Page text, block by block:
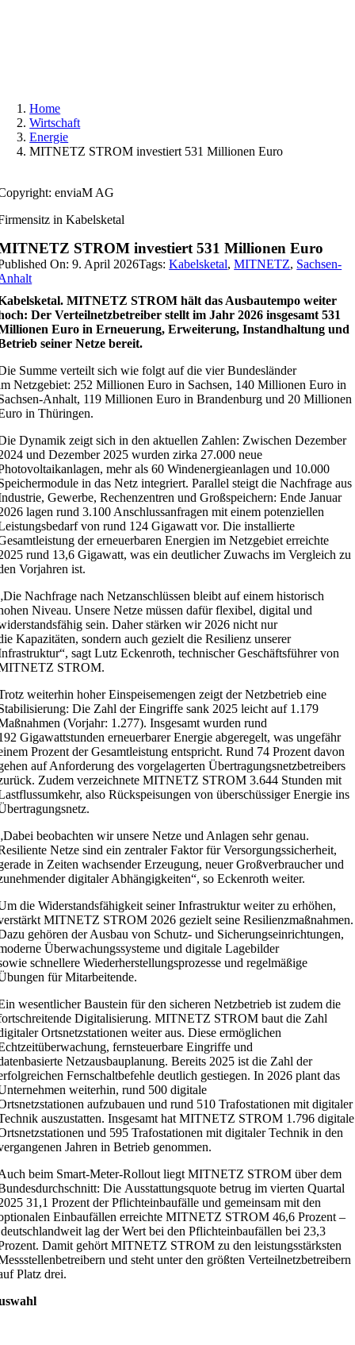
Home
Wirtschaft
Energie
MITNETZ STROM investiert 531 Millionen Euro
enviaM AG
in Kabelsketal
STROM investiert 531 Millionen Euro
On: 9. April 2026Tags:Kabelsketal,MITNETZ, Sachsen-
MITNETZ STROM hält das Ausbautempo weiter
Der Verteilnetzbetreiber stellt im Jahr 2026 insgesamt 531
Euro in Erneuerung, Erweiterung, Instandhaltung und
seiner Netze bereit.
Summe verteilt sich wie folgt auf die vier Bundesländer
Netzgebiet: 252 Millionen Euro in Sachsen, 140 Millionen Euro in
Anhalt, 119 Millionen Euro in Brandenburg und 20 Millionen
in Thüringen.
Dynamik zeigt sich in den aktuellen Zahlen: Zwischen Dezember
und Dezember 2025 wurden zirka 27.000 neue
mehr als 60 Windenergieanlagen und 10.000
in das Netz integriert. Parallel steigt die Nachfrage aus
Gewerbe, Rechenzentren und Großspeichern: Ende Januar
lagen rund 3.100 Anschlussanfragen mit einem potenziellen
von rund 124 Gigawatt vor. Die installierte
der erneuerbaren Energien im Netzgebiet erreichte
rund 13,6 Gigawatt, was ein deutlicher Zuwachs im Vergleich zu
Vorjahren ist.
Nachfrage nach Netzanschlüssen bleibt auf einem historisch
Niveau. Unsere Netze müssen dafür flexibel, digital und
sein. Daher stärken wir 2026 nicht nur
Kapazitäten, sondern auch gezielt die Resilienz unserer
sagt Lutz Eckenroth, technischer Geschäftsführer von
STROM.
weiterhin hoher Einspeisemengen zeigt der Netzbetrieb eine
Die Zahl der Eingriffe sank 2025 leicht auf 1.179
(Vorjahr: 1.277). Insgesamt wurden rund
Gigawattstunden erneuerbarer Energie abgeregelt, was ungefähr
Prozent der Gesamtleistung entspricht. Rund 74 Prozent davon
auf Anforderung des vorgelagerten Übertragungsnetzbetreibers
Zudem verzeichnete MITNETZ STROM 3.644 Stunden mit
also Rückspeisungen von überschüssiger Energie ins
beobachten wir unsere Netze und Anlagen sehr genau.
Netze sind ein zentraler Faktor für Versorgungssicherheit,
in Zeiten wachsender Erzeugung, neuer Großverbraucher und
digitaler Abhängigkeiten“, so Eckenroth weiter.
die Widerstandsfähigkeit seiner Infrastruktur weiter zu erhöhen,
MITNETZ STROM 2026 gezielt seine Resilienzmaßnahmen.
gehören der Ausbau von Schutz- und Sicherungseinrichtungen,
Überwachungssysteme und digitale Lagebilder
schnellere Wiederherstellungsprozesse und regelmäßige
für Mitarbeitende.
wesentlicher Baustein für den sicheren Netzbetrieb ist zudem die
Digitalisierung. MITNETZ STROM baut die Zahl
Ortsnetzstationen weiter aus. Diese ermöglichen
fernsteuerbare Eingriffe und
Netzausbauplanung. Bereits 2025 ist die Zahl der
Fernschaltbefehle deutlich gestiegen. In 2026 plant das
weiterhin, rund 500 digitale
aufzubauen und rund 510 Trafostationen mit digitaler
auszustatten. Insgesamt hat MITNETZ STROM 1.796 digitale
und 595 Trafostationen mit digitaler Technik in den
Jahren in Betrieb genommen.
beim Smart-Meter-Rollout liegt MITNETZ STROM über dem
Die Ausstattungsquote betrug im vierten Quartal
31,1 Prozent der Pflichteinbaufälle und gemeinsam mit den
Einbaufällen erreichte MITNETZ STROM 46,6 Prozent –
lag der Wert bei den Pflichteinbaufällen bei 23,3
Damit gehört MITNETZ STROM zu den leistungsstärksten
und steht unter den größten Verteilnetzbetreibern
Platz drei.